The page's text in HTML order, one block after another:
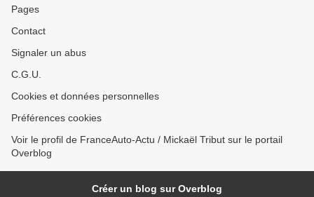
Pages
Contact
Signaler un abus
C.G.U.
Cookies et données personnelles
Préférences cookies
Voir le profil de FranceAuto-Actu / Mickaël Tribut sur le portail
Overblog
Créer un blog sur Overblog